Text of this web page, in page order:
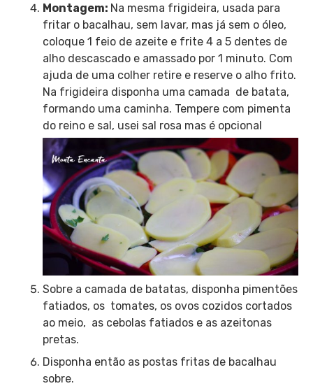
Montagem: Na mesma frigideira, usada para
fritar o bacalhau, sem lavar, mas já sem o óleo,
coloque 1 feio de azeite e frite 4 a 5 dentes de
alho descascado e amassado por 1 minuto. Com
ajuda de uma colher retire e reserve o alho frito.
Na frigideira disponha uma camada de batata,
formando uma caminha. Tempere com pimenta
do reino e sal, usei sal rosa mas é opcional
Sobre a camada de batatas, disponha pimentões
fatiados, os tomates, os ovos cozidos cortados
ao meio, as cebolas fatiados e as azeitonas
pretas.
Disponha então as postas fritas de bacalhau
sobre.